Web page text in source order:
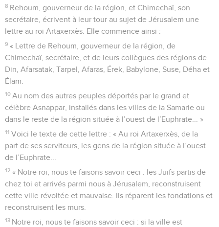
8 Rehoum, gouverneur de la région, et Chimechaï, son
secrétaire, écrivent à leur tour au sujet de Jérusalem une
lettre au roi Artaxerxès. Elle commence ainsi :
9 « Lettre de Rehoum, gouverneur de la région, de
Chimechaï, secrétaire, et de leurs collègues des régions de
Din, Afarsatak, Tarpel, Afaras, Érek, Babylone, Suse, Déha et
Élam.
10 Au nom des autres peuples déportés par le grand et
célèbre Asnappar, installés dans les villes de la Samarie ou
dans le reste de la région située à l’ouest de l’Euphrate... »
11 Voici le texte de cette lettre : « Au roi Artaxerxès, de la
part de ses serviteurs, les gens de la région située à l’ouest
de l’Euphrate...
12 « Notre roi, nous te faisons savoir ceci : les Juifs partis de
chez toi et arrivés parmi nous à Jérusalem, reconstruisent
cette ville révoltée et mauvaise. Ils réparent les fondations et
reconstruisent les murs.
13 Notre roi, nous te faisons savoir ceci : si la ville est